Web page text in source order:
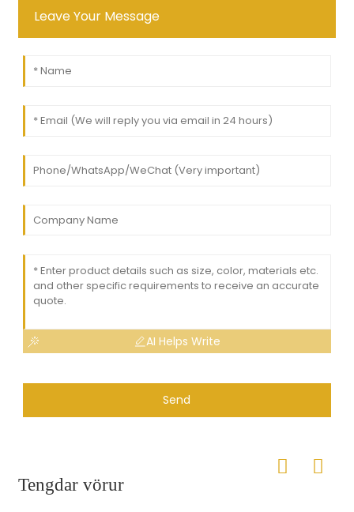
Leave Your Message
AI Helps Write
Send
Tengdar vörur